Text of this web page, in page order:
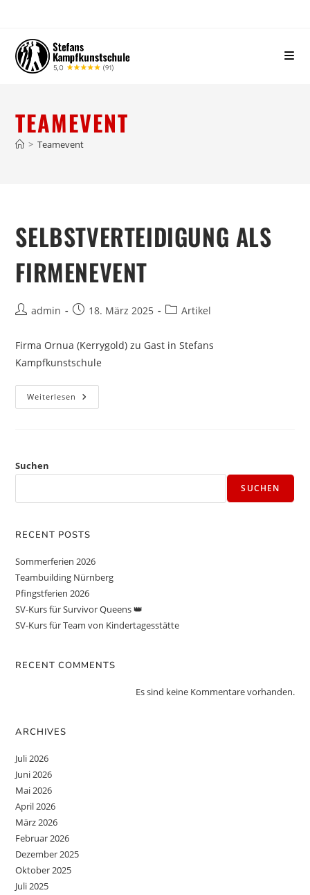
TEAMEVENT
> Teamevent
SELBSTVERTEIDIGUNG ALS
FIRMENEVENT
admin 18. März 2025 Artikel
Firma Ornua (Kerrygold) zu Gast in Stefans
Kampfkunstschule
Weiterlesen
Suchen
SUCHEN
RECENT POSTS
Sommerferien 2026
Teambuilding Nürnberg
Pfingstferien 2026
SV-Kurs für Survivor Queens 👑
SV-Kurs für Team von Kindertagesstätte
RECENT COMMENTS
Es sind keine Kommentare vorhanden.
ARCHIVES
Juli 2026
Juni 2026
Mai 2026
April 2026
März 2026
Februar 2026
Dezember 2025
Oktober 2025
Juli 2025